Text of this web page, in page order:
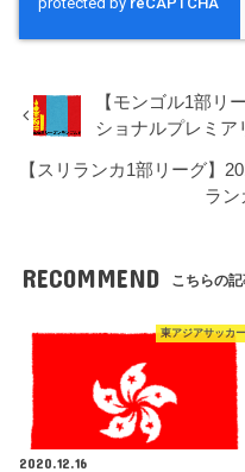
【モンゴル1部リ
ショナルプレミア
【スリランカ1部リーグ】
ラン
RECOMMEND こちらの記
東アジアサッカー
2020.12.16